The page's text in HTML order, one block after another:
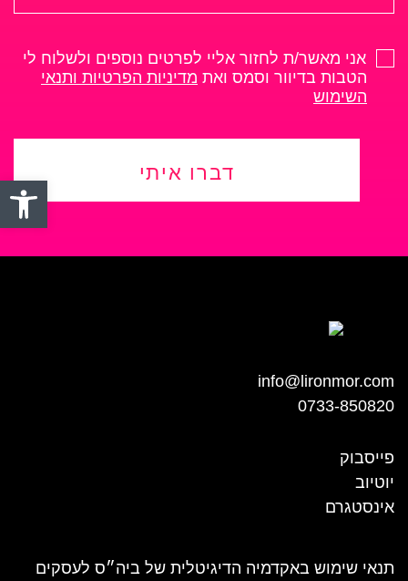
פתח
אני מאשר/ת לחזור אליי לפרטים נוספים ולשלוח לי
הטבות בדיוור וסמס ואת מדיניות הפרטיות ותנאי
השימוש
דברו איתי
info@lironmor.com
0733-850820
פייסבוק
יוטיוב
אינסטגרם
תנאי שימוש באקדמיה הדיגיטלית של ביה״ס לעסקים